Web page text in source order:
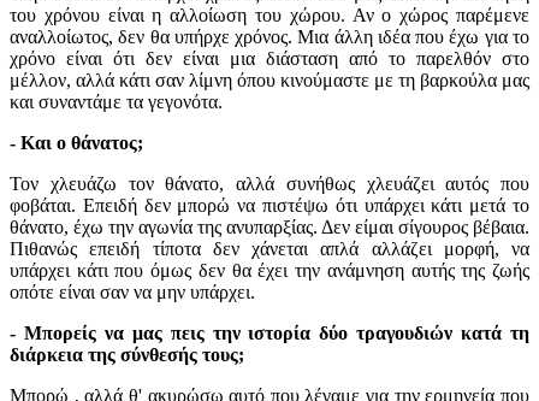
του χρόνου είναι η αλλοίωση του χώρου. Αν ο χώρος παρέμενε
αναλλοίωτος, δεν θα υπήρχε χρόνος. Μια άλλη ιδέα που έχω για το
χρόνο είναι ότι δεν είναι μια διάσταση από το παρελθόν στο
μέλλον, αλλά κάτι σαν λίμνη όπου κινούμαστε με τη βαρκούλα μας
και συναντάμε τα γεγονότα.
- Και ο θάνατος;
Τον χλευάζω τον θάνατο, αλλά συνήθως χλευάζει αυτός που
φοβάται. Επειδή δεν μπορώ να πιστέψω ότι υπάρχει κάτι μετά το
θάνατο, έχω την αγωνία της ανυπαρξίας. Δεν είμαι σίγουρος βέβαια.
Πιθανώς επειδή τίποτα δεν χάνεται απλά αλλάζει μορφή, να
υπάρχει κάτι που όμως δεν θα έχει την ανάμνηση αυτής της ζωής
οπότε είναι σαν να μην υπάρχει.
- Μπορείς να μας πεις την ιστορία δύο τραγουδιών κατά τη
διάρκεια της σύνθεσής τους;
Μπορώ , αλλά θ' ακυρώσω αυτό που λέγαμε για την ερμηνεία που